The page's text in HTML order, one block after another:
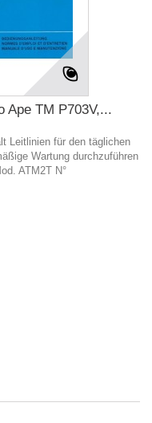
Ape TM P703V,...
Leitlinien für den täglichen
Wartung durchzuführen
ATM2T N°